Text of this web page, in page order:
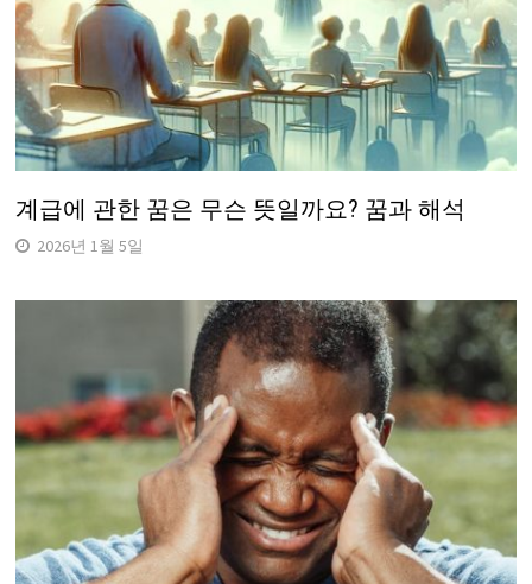
계급에 관한 꿈은 무슨 뜻일까요? 꿈과 해석
2026년 1월 5일